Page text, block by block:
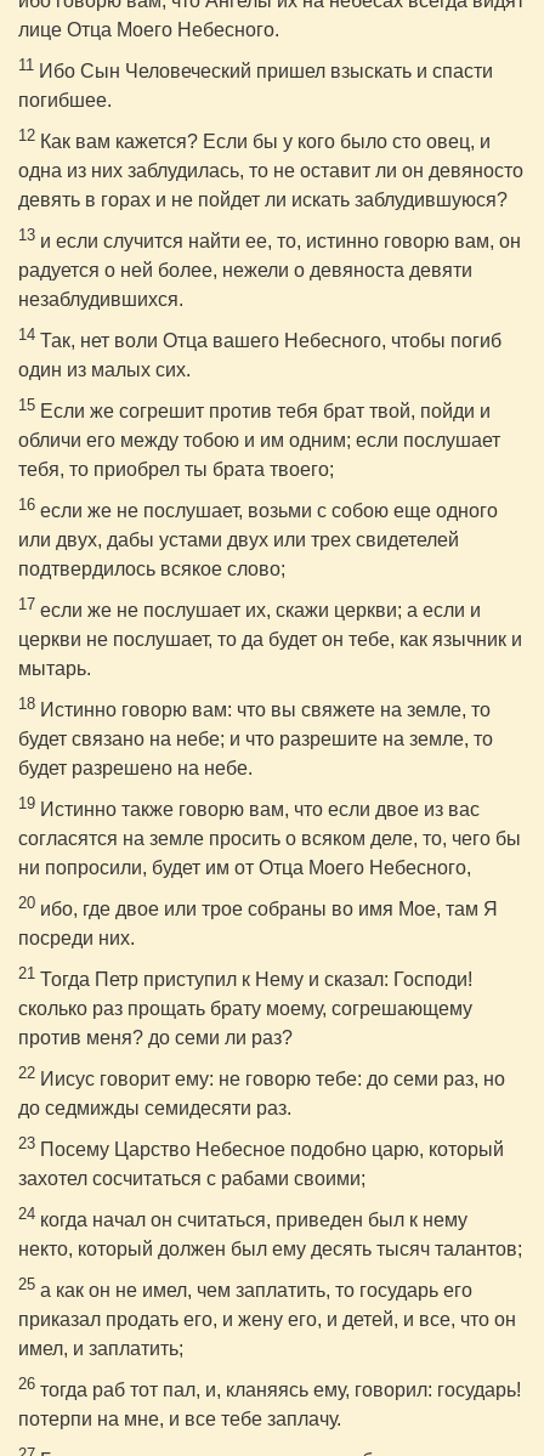
лице Отца Моего Небесного.
11 Ибо Сын Человеческий пришел взыскать и спасти
погибшее.
12 Как вам кажется? Если бы у кого было сто овец, и
одна из них заблудилась, то не оставит ли он девяносто
девять в горах и не пойдет ли искать заблудившуюся?
13 и если случится найти ее, то, истинно говорю вам, он
радуется о ней более, нежели о девяноста девяти
незаблудившихся.
14 Так, нет воли Отца вашего Небесного, чтобы погиб
один из малых сих.
15 Если же согрешит против тебя брат твой, пойди и
обличи его между тобою и им одним; если послушает
тебя, то приобрел ты брата твоего;
16 если же не послушает, возьми с собою еще одного
или двух, дабы устами двух или трех свидетелей
подтвердилось всякое слово;
17 если же не послушает их, скажи церкви; а если и
церкви не послушает, то да будет он тебе, как язычник и
мытарь.
18 Истинно говорю вам: что вы свяжете на земле, то
будет связано на небе; и что разрешите на земле, то
будет разрешено на небе.
19 Истинно также говорю вам, что если двое из вас
согласятся на земле просить о всяком деле, то, чего бы
ни попросили, будет им от Отца Моего Небесного,
20 ибо, где двое или трое собраны во имя Мое, там Я
посреди них.
21 Тогда Петр приступил к Нему и сказал: Господи!
сколько раз прощать брату моему, согрешающему
против меня? до семи ли раз?
22 Иисус говорит ему: не говорю тебе: до семи раз, но
до седмижды семидесяти раз.
23 Посему Царство Небесное подобно царю, который
захотел сосчитаться с рабами своими;
24 когда начал он считаться, приведен был к нему
некто, который должен был ему десять тысяч талантов;
25 а как он не имел, чем заплатить, то государь его
приказал продать его, и жену его, и детей, и все, что он
имел, и заплатить;
26 тогда раб тот пал, и, кланяясь ему, говорил: государь!
потерпи на мне, и все тебе заплачу.